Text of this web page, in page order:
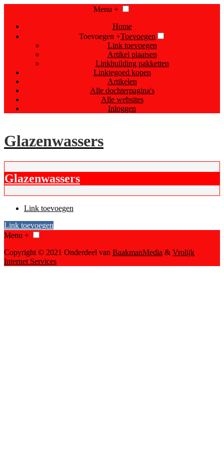
Menu +
Home
Toevoegen +Toevoegen
Link toevoegen
Artikel plaatsen
Linkbuilding pakketten
Linktegoed kopen
Artikelen
Alle dochterpagina's
Alle websites
Inloggen
Glazenwassers
Glazenwassers
Link toevoegen
Link toevoegen
Menu +
Copyright © 2021 Onderdeel van BaakmanMedia & Vrolijk
Internet Services